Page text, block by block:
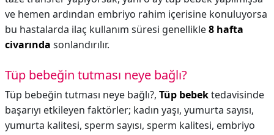
ve hemen ardından embriyo rahim içerisine konuluyorsa
bu hastalarda ilaç kullanım süresi genellikle8 hafta
civarında sonlandırılır.
Tüp bebeğin tutması neye bağlı?
Tüp bebeğin tutması neye bağlı?, Tüp bebektedavisinde
başarıyı etkileyen faktörler; kadın yaşı, yumurta sayısı,
yumurta kalitesi, sperm sayısı, sperm kalitesi, embriyo